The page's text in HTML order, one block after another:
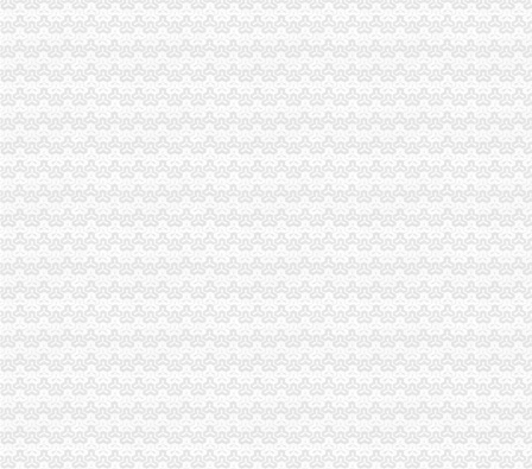
大渡口区工商分局重庆0元注册公司采取四项措施预防高致病禽流感
九龙坡区工商分局如何一元钱办公司七项措施加强禽流感防控工作
渝中区工商分局重庆免费注册公司积极部署高致病性禽流感防控工作
北碚区工商分局免费注册公司切实加强禽流感防治工作
万州区工商局一元注册公司流程构筑高致病性禽流感防控网
璧山局0元注册公司八塘工商所加强高致病性禽流感预防工作
开县汉丰工商一所开设办案模拟课堂
巴南区农村维权网络建设工作呈现五个特点
璧山县工商局免费注册公司查获一冒用名优标志案
永川工商局“三快三抓”严防肠道传染病疫情的重庆免费注册公司发生
市0元注册公司局进一步规范新闻媒体医药保健食品广告备案工作
永川工商局免费注册公司采取措施严防禽流感发生
三季度全市重庆一元注册公司消费系统共受理消费者投诉5443件
市一元注册公司工商局建立服务质量评价系统
涪陵区工商分局深入开展“红盾护农”重庆一元注册公司取得成效
北碚区工商分局重庆一元注册公司贴近农村服务到基层
丰都县工商局一元注册公司流程获该县行风评议民主测评第一名
郭翔副局一元注册公司流程长到城口县修齐高望工商所亲切看望田锡炳同志
江北局0元注册公司开展整治宾馆旅店专卖店假冒注册商标专用权专项行动